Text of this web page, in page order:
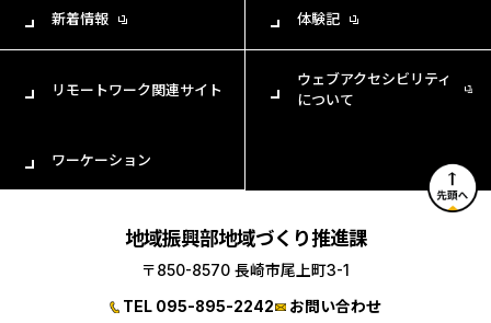
新着情報 体験記
リモートワーク関連サイト
ウェブアクセシビリティ
について
ワーケーション
地域振興部地域づくり推進課
〒850-8570 長崎市尾上町3-1
TEL 095-895-2242 お問い合わせ